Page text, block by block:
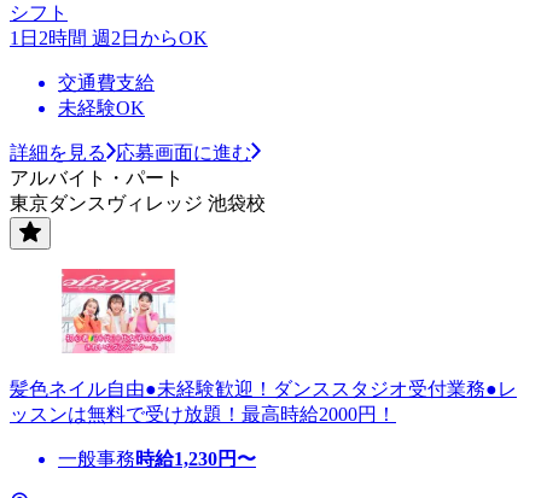
シフト
1日2時間 週2日からOK
交通費支給
未経験OK
詳細を見る
応募画面に進む
アルバイト・パート
東京ダンスヴィレッジ 池袋校
髪色ネイル自由●未経験歓迎！ダンススタジオ受付業務●レ
ッスンは無料で受け放題！最高時給2000円！
一般事務時給1,230円〜